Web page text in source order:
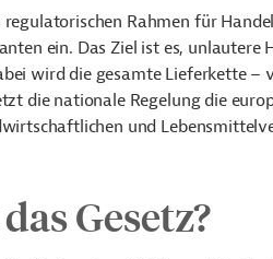
Rahmen für
ein. Das Ziel ist es,
wird die gesamte Lieferkette
die nationale Regelung die
und
Gesetz?